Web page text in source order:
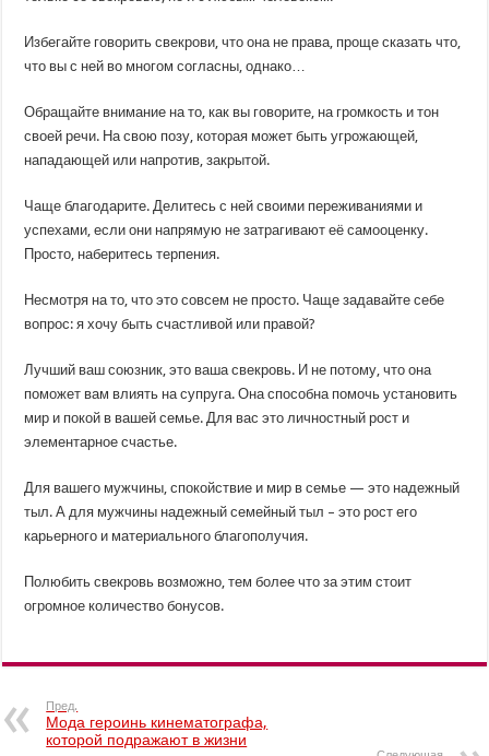
Избегайте говорить свекрови, что она не права, проще сказать что,
что вы с ней во многом согласны, однако…
Обращайте внимание на то, как вы говорите, на громкость и тон
своей речи. На свою позу, которая может быть угрожающей,
нападающей или напротив, закрытой.
Чаще благодарите. Делитесь с ней своими переживаниями и
успехами, если они напрямую не затрагивают её самооценку.
Просто, наберитесь терпения.
Несмотря на то, что это совсем не просто. Чаще задавайте себе
вопрос: я хочу быть счастливой или правой?
Лучший ваш союзник, это ваша свекровь. И не потому, что она
поможет вам влиять на супруга. Она способна помочь установить
мир и покой в вашей семье. Для вас это личностный рост и
элементарное счастье.
Для вашего мужчины, спокойствие и мир в семье — это надежный
тыл. А для мужчины надежный семейный тыл – это рост его
карьерного и материального благополучия.
Полюбить свекровь возможно, тем более что за этим стоит
огромное количество бонусов.
Пред.
Мода героинь кинематографа,
которой подражают в жизни